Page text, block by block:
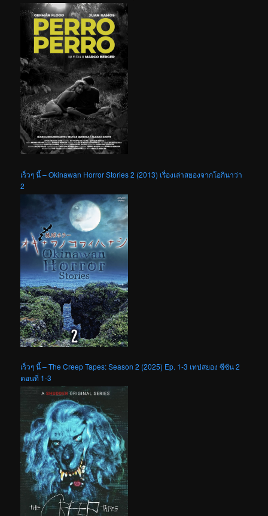
เร็วๆ นี้ – Okinawan Horror Stories 2 (2013) เรื่องเล่าสยองจากโอกินาว่า
2
เร็วๆ นี้ – The Creep Tapes: Season 2 (2025) Ep. 1-3 เทปสยอง ซีซัน 2
ตอนที่ 1-3